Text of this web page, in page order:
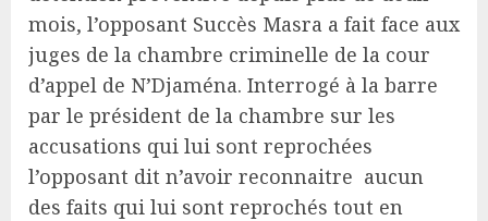
mois, l’opposant Succès Masra a fait face aux
juges de la chambre criminelle de la cour
d’appel de N’Djaména. Interrogé à la barre
par le président de la chambre sur les
accusations qui lui sont reprochées
l’opposant dit n’avoir reconnaitre aucun
des faits qui lui sont reprochés tout en